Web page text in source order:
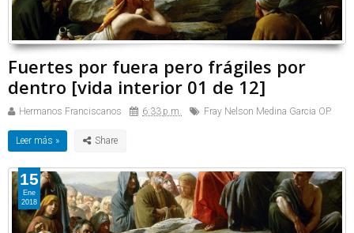
Fuertes por fuera pero frágiles por
dentro [vida interior 01 de 12]
Hermanos Franciscanos 6:33 p.m. Fray Nelson Medina Garcia OP
Leer más »
15
Ene
2018